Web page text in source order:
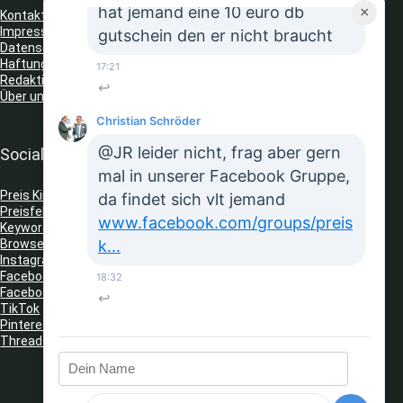
Kontakt
Impressum
Datenschutz
Haftungsausschluss
Redaktionelle Richtlinien
Über uns
Social Media
Preis King auf Telegram
Preisfehler Whats App Kanal
Keyword Tracker (Telegram)
Browser Erweiterungen: Gutschein Finder
Instagram
Facebook
Facebook Gruppe
TikTok
Pinterest
Threads
×
hat jemand eine 10 euro db
gutschein den er nicht braucht
17:21
↩
Christian Schröder
@JR leider nicht, frag aber gern
mal in unserer Facebook Gruppe,
da findet sich vlt jemand
www.facebook.com/groups/preis
k...
18:32
↩